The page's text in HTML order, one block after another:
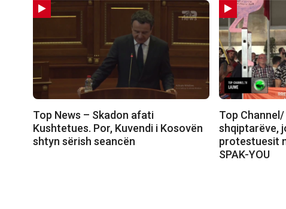
Top News – Skadon afati
Kushtetues. Por, Kuvendi i Kosovën
shtyn sërish seancën
Top Channel/
shqiptarëve,
protestuesit
SPAK-YOU